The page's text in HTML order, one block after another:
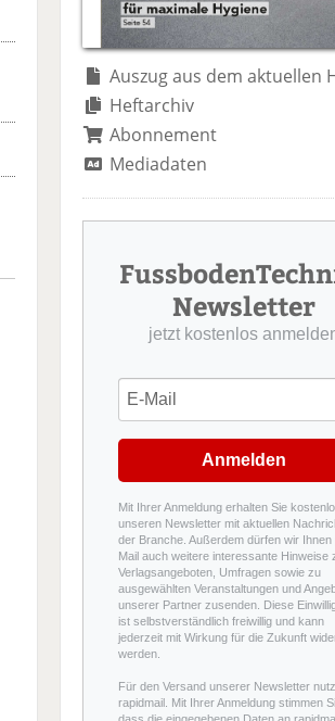
Auszug aus dem aktuellen
Heftarchiv
Abonnement
Mediadaten
Newsletter
jetzt kostenlos
Anmelden
Mit Ihrer Anmeldung erhalten Sie
unseren Newsletter mit aktuellen
der Branche. Außerdem dürfen wir Ihnen
Mail auch weitere interessante Hinweise
Verlagsangeboten, Umfragen sowie zu
ausgewählten Veranstaltungen und
unserer Partner zusenden. Diese
ist selbstverständlich freiwillig und kann
jederzeit mit Wirkung für die Zukunft
werden.
Für den Versand unserer Newsletter
rapidmail. Mit Ihrer Anmeldung stimmen